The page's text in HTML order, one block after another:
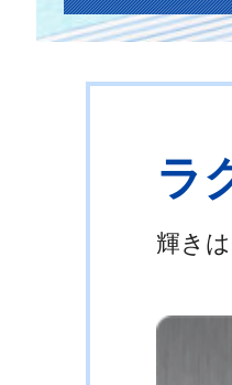
ラ
輝き